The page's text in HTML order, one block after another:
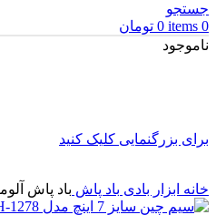
جستجو
0
items
0 تومان
ناموجود
برای بزرگنمایی کلیک کنید
خانه ابزار بادی باد پاش باد پاش